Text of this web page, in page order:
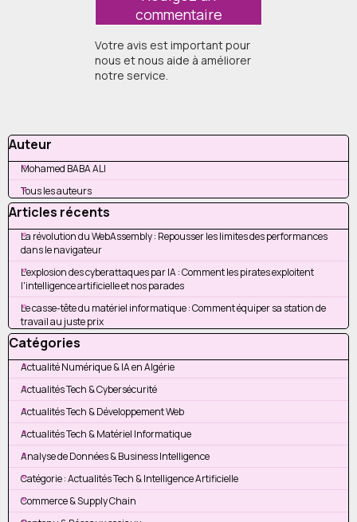
Votre avis est important pour
nous et nous aide à améliorer
notre service.
Sauter le bloc Auteur
Auteur
Mohamed BABA ALI
Tous les auteurs
Sauter le bloc Articles récents
Articles récents
La révolution du WebAssembly : Repousser les limites des performances
dans le navigateur
L'explosion des cyberattaques par IA : Comment les pirates exploitent
l'intelligence artificielle et nos parades
Le casse-tête du matériel informatique : Comment équiper sa station de
travail au juste prix
Sauter le bloc Catégories
Catégories
Actualité Numérique & IA en Algérie
Actualités Tech & Cybersécurité
Actualités Tech & Développement Web
Actualités Tech & Matériel Informatique
Analyse de Données & Business Intelligence
Catégorie : Actualités Tech & Intelligence Artificielle
Commerce & Supply Chain